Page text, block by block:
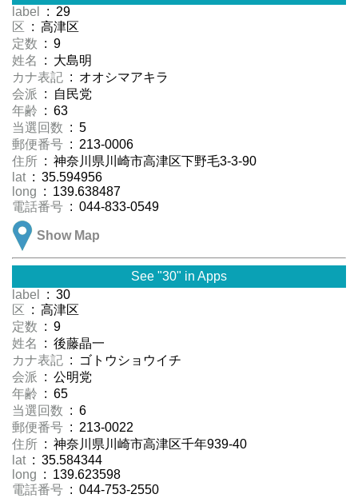
label
: 29
区 : 高津区
定数 : 9
姓名
: 大島明
カナ表記 : オオシマアキラ
会派 : 自民党
年齢 : 63
当選回数 : 5
郵便番号 : 213-0006
住所 : 神奈川県川崎市高津区下野毛3-3-90
lat : 35.594956
long : 139.638487
電話番号 : 044-833-0549
Show Map
See "30" in Apps
label
: 30
区 : 高津区
定数 : 9
姓名
: 後藤晶一
カナ表記 : ゴトウショウイチ
会派 : 公明党
年齢 : 65
当選回数 : 6
郵便番号 : 213-0022
住所 : 神奈川県川崎市高津区千年939-40
lat : 35.584344
long : 139.623598
電話番号 : 044-753-2550